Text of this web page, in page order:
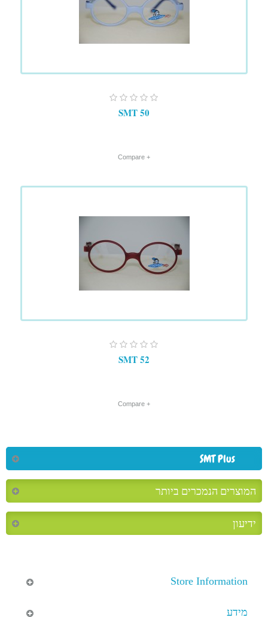
SMT 50
+ Compare
SMT 52
+ Compare
SMT Plus
המוצרים הנמכרים ביותר
ידיעון
Store Information
מידע